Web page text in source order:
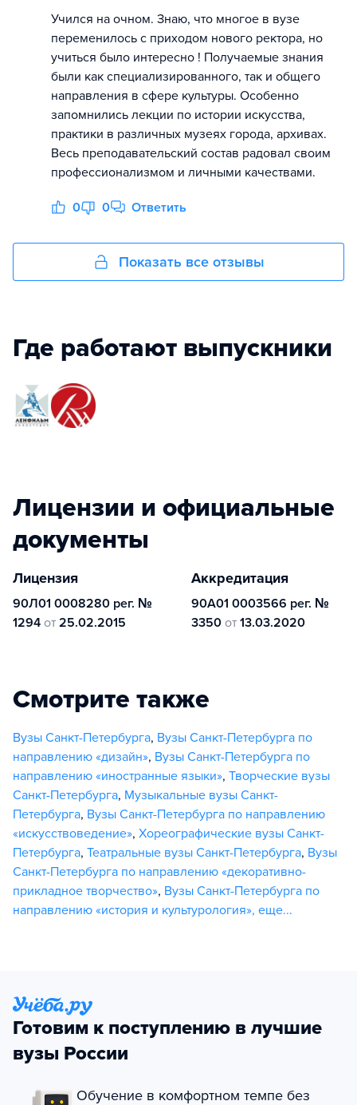
Учился на очном. Знаю, что многое в вузе
переменилось с приходом нового ректора, но
учиться было интересно ! Получаемые знания
были как специализированного, так и общего
направления в сфере культуры. Особенно
запомнились лекции по истории искусства,
практики в различных музеях города, архивах.
Весь преподавательский состав радовал своим
профессионализмом и личными качествами.
0 0 Ответить
Показать все отзывы
Где работают выпускники
Лицензии и официальные
документы
Лицензия
90Л01 0008280 рег. №
1294 от 25.02.2015
Аккредитация
90A01 0003566 рег. №
3350 от 13.03.2020
Смотрите также
Вузы Санкт-Петербурга, Вузы Санкт-Петербурга по
направлению «дизайн», Вузы Санкт-Петербурга по
направлению «иностранные языки», Творческие вузы
Санкт-Петербурга, Музыкальные вузы Санкт-
Петербурга, Вузы Санкт-Петербурга по направлению
«искусствоведение», Хореографические вузы Санкт-
Петербурга, Театральные вузы Санкт-Петербурга, Вузы
Санкт-Петербурга по направлению «декоративно-
прикладное творчество», Вузы Санкт-Петербурга по
направлению «история и культурология», еще...
Готовим к поступлению в лучшие
вузы России
Обучение в комфортном темпе без